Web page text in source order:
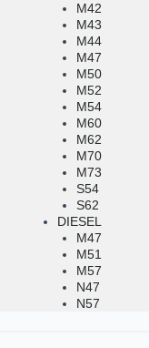
M42
M43
M44
M47
M50
M52
M54
M60
M62
M70
M73
S54
S62
DIESEL
M47
M51
M57
N47
N57